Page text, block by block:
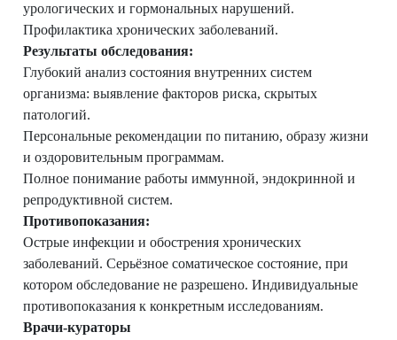
урологических и гормональных нарушений.
Профилактика хронических заболеваний.
Результаты обследования:
Глубокий анализ состояния внутренних систем
организма: выявление факторов риска, скрытых
патологий.
Персональные рекомендации по питанию, образу жизни
и оздоровительным программам.
Полное понимание работы иммунной, эндокринной и
репродуктивной систем.
Противопоказания:
Острые инфекции и обострения хронических
заболеваний. Серьёзное соматическое состояние, при
котором обследование не разрешено. Индивидуальные
противопоказания к конкретным исследованиям.
Врачи-кураторы